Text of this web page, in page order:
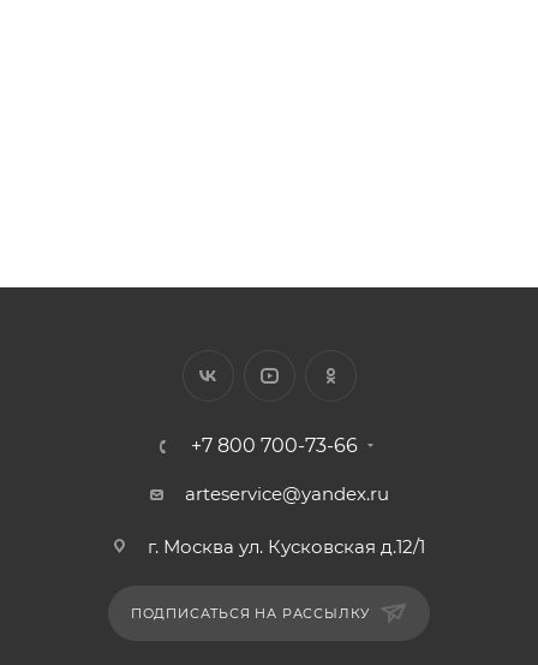
+7 800 700-73-66
arteservice@yandex.ru
г. Москва ул. Кусковская д.12/1
ПОДПИСАТЬСЯ НА РАССЫЛКУ